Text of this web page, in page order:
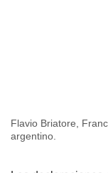
Flavio Briatore,
argentino.